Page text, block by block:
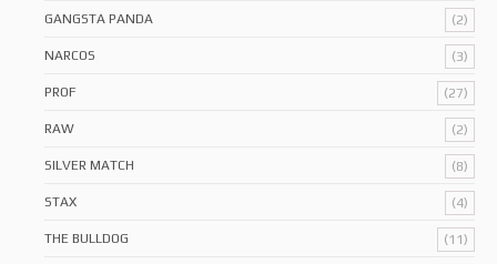
GANGSTA PANDA (2)
NARCOS (3)
PROF (27)
RAW (2)
SILVER MATCH (8)
STAX (4)
THE BULLDOG (11)